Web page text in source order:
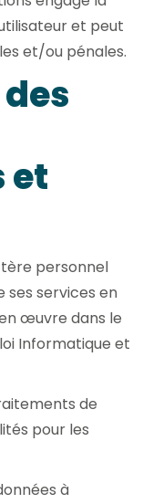
et peut
et/ou pénales.
et
personnel
ses services en
œuvre dans le
Informatique et
de
pour les
à